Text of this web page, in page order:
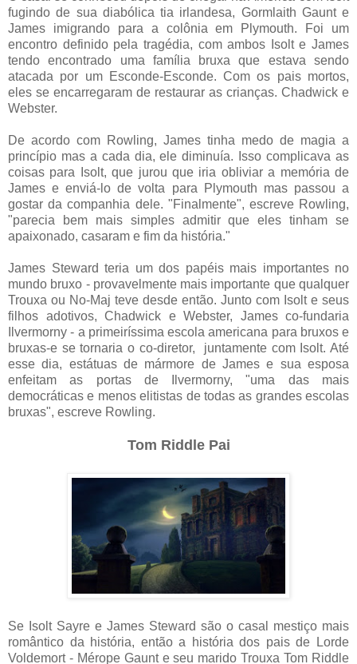
fugindo de sua diabólica tia irlandesa, Gormlaith Gaunt e
James imigrando para a colônia em Plymouth. Foi um
encontro definido pela tragédia, com ambos Isolt e James
tendo encontrado uma família bruxa que estava sendo
atacada por um Esconde-Esconde. Com os pais mortos,
eles se encarregaram de restaurar as crianças. Chadwick e
Webster.
De acordo com Rowling, James tinha medo de magia a
princípio mas a cada dia, ele diminuía. Isso complicava as
coisas para Isolt, que jurou que iria obliviar a memória de
James e enviá-lo de volta para Plymouth mas passou a
gostar da companhia dele. "Finalmente", escreve Rowling,
"parecia bem mais simples admitir que eles tinham se
apaixonado, casaram e fim da história."
James Steward teria um dos papéis mais importantes no
mundo bruxo - provavelmente mais importante que qualquer
Trouxa ou No-Maj teve desde então. Junto com Isolt e seus
filhos adotivos, Chadwick e Webster, James co-fundaria
Ilvermorny - a primeiríssima escola americana para bruxos e
bruxas-e se tornaria o co-diretor, juntamente com Isolt. Até
esse dia, estátuas de mármore de James e sua esposa
enfeitam as portas de Ilvermorny, "uma das mais
democráticas e menos elitistas de todas as grandes escolas
bruxas", escreve Rowling.
Tom Riddle Pai
Se Isolt Sayre e James Steward são o casal mestiço mais
romântico da história, então a história dos pais de Lorde
Voldemort - Mérope Gaunt e seu marido Trouxa Tom Riddle